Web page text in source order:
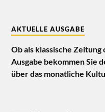
AKTUELLE AUSGABE
Ob als klassische
Ausgabe bekommen Sie
über das monatliche